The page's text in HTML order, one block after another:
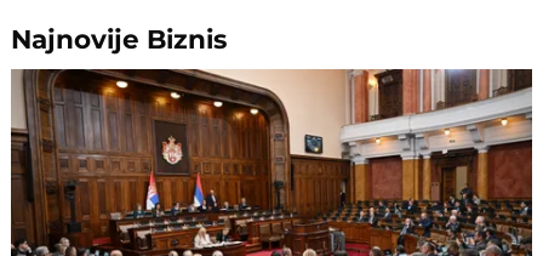
Najnovije Biznis